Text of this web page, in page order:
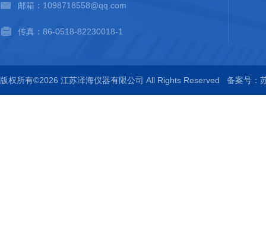
邮箱：1098718558@qq.com
传真：86-0518-82230018-1
版权所有©2026 江苏泽海仪器有限公司 All Rights Reserved 备案号：